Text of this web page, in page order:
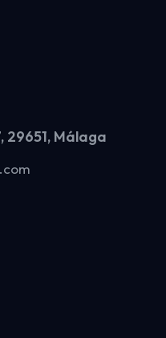
29651, Málaga